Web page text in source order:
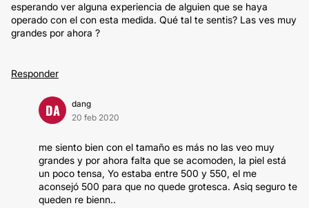
esperando ver alguna experiencia de alguien que se haya
operado con el con esta medida. Qué tal te sentis? Las ves muy
grandes por ahora ?
Responder
DA
dang
20 feb 2020
me siento bien con el tamaño es más no las veo muy
grandes y por ahora falta que se acomoden, la piel está
un poco tensa, Yo estaba entre 500 y 550, el me
aconsejó 500 para que no quede grotesca. Asiq seguro te
queden re bienn..